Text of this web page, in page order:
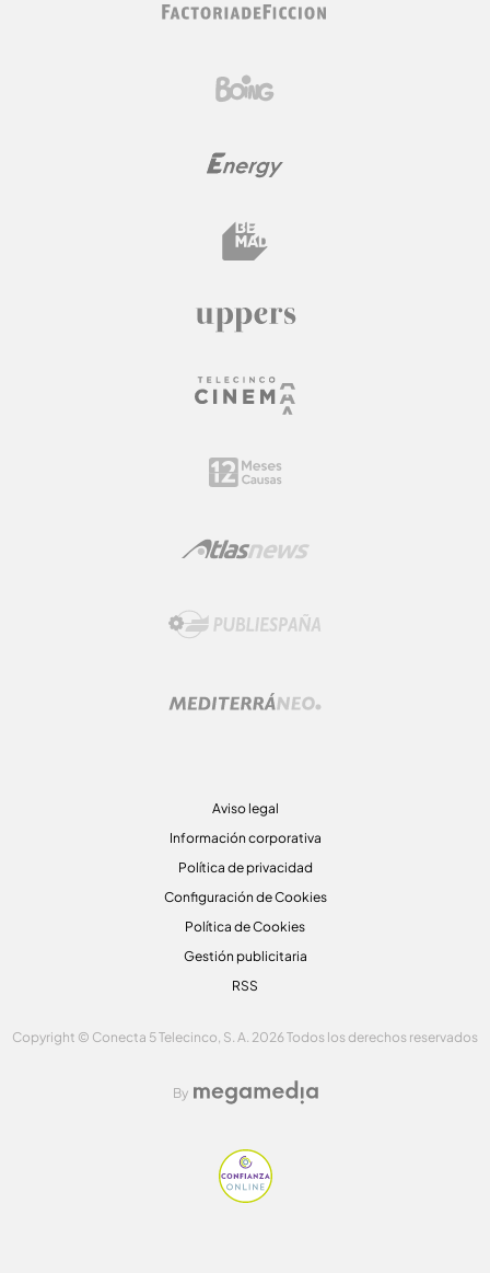
Aviso legal
Información corporativa
Política de privacidad
Configuración de Cookies
Política de Cookies
Gestión publicitaria
RSS
Copyright © Conecta 5 Telecinco, S. A. 2026 Todos los derechos reservados
By